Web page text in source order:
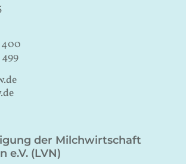
400
499
der Milchwirtschaft
e.V. (LVN)